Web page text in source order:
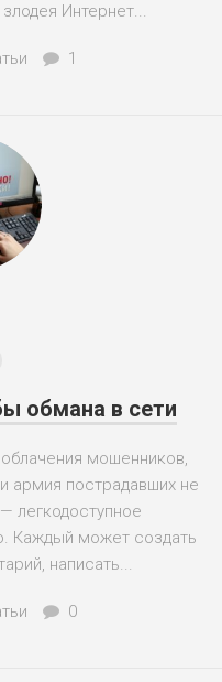
Интернет...
1
обмана в сети
мошенников,
армия пострадавших не
легкодоступное
Каждый может создать
написать...
0